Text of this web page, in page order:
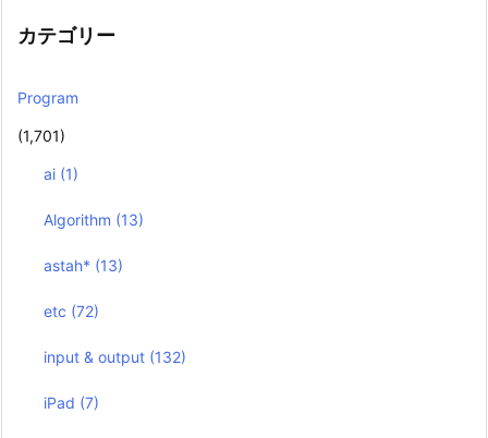
カテゴリー
Program
(1,701)
ai (1)
Algorithm (13)
astah* (13)
etc (72)
input & output (132)
iPad (7)